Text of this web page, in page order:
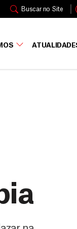
Buscar no Site